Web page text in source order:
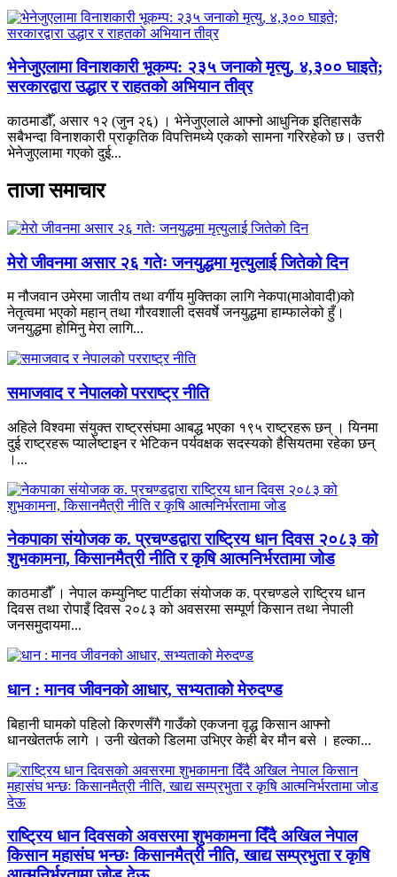
भेनेजुएलामा विनाशकारी भूकम्प: २३५ जनाको मृत्यु, ४,३०० घाइते;
सरकारद्वारा उद्धार र राहतको अभियान तीव्र
काठमाडौँ, असार १२ (जुन २६) । भेनेजुएलाले आफ्नो आधुनिक इतिहासकै
सबैभन्दा विनाशकारी प्राकृतिक विपत्तिमध्ये एकको सामना गरिरहेको छ। उत्तरी
भेनेजुएलामा गएको दुई...
ताजा समाचार
मेरो जीवनमा असार २६ गतेः जनयुद्धमा मृत्युलाई जितेको दिन
म नौजवान उमेरमा जातीय तथा वर्गीय मुक्तिका लागि नेकपा(माओवादी)को
नेतृत्वमा भएको महान् तथा गौरवशाली दसवर्षे जनयुद्धमा हाम्फालेको हुँ।
जनयुद्धमा होमिनु मेरा लागि...
समाजवाद र नेपालको परराष्ट्र नीति
अहिले विश्वमा संयुक्त राष्ट्रसंघमा आबद्ध भएका १९५ राष्ट्रहरू छन् । यिनमा
दुई राष्ट्रहरू प्यालेष्टाइन र भेटिकन पर्यवक्षक सदस्यको हैसियतमा रहेका छन्
।...
नेकपाका संयोजक क. प्रचण्डद्वारा राष्ट्रिय धान दिवस २०८३ को
शुभकामना, किसानमैत्री नीति र कृषि आत्मनिर्भरतामा जोड
काठमाडौँ । नेपाल कम्युनिष्ट पार्टीका संयोजक क. प्रचण्डले राष्ट्रिय धान
दिवस तथा रोपाइँ दिवस २०८३ को अवसरमा सम्पूर्ण किसान तथा नेपाली
जनसमुदायमा...
धान : मानव जीवनको आधार, सभ्यताको मेरुदण्ड
बिहानी घामको पहिलो किरणसँगै गाउँको एकजना वृद्ध किसान आफ्नो
धानखेततर्फ लागे । उनी खेतको डिलमा उभिएर केही बेर मौन बसे । हल्का...
राष्ट्रिय धान दिवसको अवसरमा शुभकामना दिँदै अखिल नेपाल
किसान महासंघ भन्छः किसानमैत्री नीति, खाद्य सम्प्रभुता र कृषि